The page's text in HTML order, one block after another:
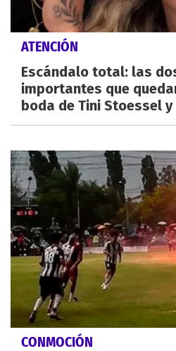
ATENCIÓN
Escándalo total: las
importantes que
boda de Tini Stoessel
CONMOCIÓN